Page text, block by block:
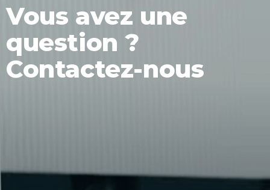
Vous avez une
question ?
Contactez-nous